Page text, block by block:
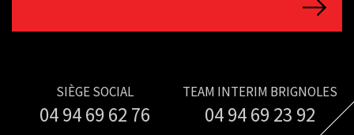
SIÈGE SOCIAL
04 94 69 62 76
TEAM INTERIM BRIGNOLES
04 94 69 23 92